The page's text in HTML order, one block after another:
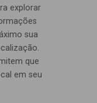
explorar
sua
que
em seu